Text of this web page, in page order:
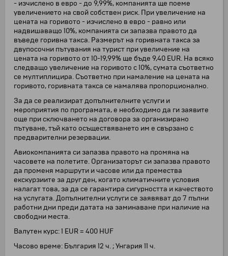
- изчислено в евро - до 9,99%, компанията ще поеме
увеличението на свой собствен риск. При увеличение на
цената на горивото - изчислено в евро - равно или
надвишаващо 10%, компанията си запазва правото да
въведе горивна такса. Размерът на горивната такса за
двупосочни пътувания на турист при увеличение на
цената на горивото от 10-19,99% ще бъде 9,40 EUR. На всяко
следващо увеличение на горивото с 10%, сумата съответно
се мултиплицира. Съответно при намаление на цената на
горивото, горивната такса се намалява пропорционално.
За да се реализират допълнителните услуги и
мероприятия по програмата, е необходимо да ги заявите
още при сключването на договора за организирано
пътуване, тъй като осъществяването им е свързано с
предварителни резервации.
Авиокомпанията си запазва правото на промяна на
часовете на полетите. Организаторът си запазва правото
да променя маршрути и часове или да премества
екскурзиите за друг ден, когато климатичните условия
налагат това, за да се гарантира сигурността и качеството
на услугата. Допълнителни услуги се заявяват до 7 пълни
работни дни преди датата на заминаване при наличие на
свободни места.
Валутeн курс: 1 EUR = 400 HUF
Часово време: България 12 ч. ; Унгария 11 ч.